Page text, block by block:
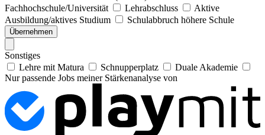
Fachhochschule/Universität
Lehrabschluss
Aktive
Ausbildung/aktives Studium
Schulabbruch höhere Schule
Übernehmen
Sonstiges
Lehre mit Matura
Schnupperplatz
Duale Akademie
Nur passende Jobs meiner Stärkenanalyse von